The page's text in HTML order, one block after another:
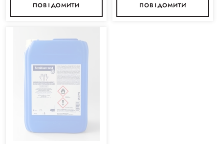
ПОВІДОМИТИ ПОВІДОМИТИ